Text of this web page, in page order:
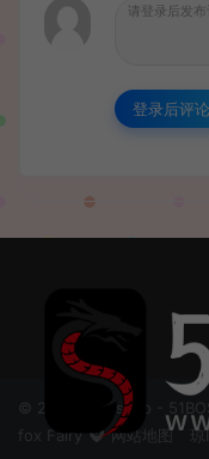
登录后评论
© 2024 51boshao -
fox Fairy
网站地图